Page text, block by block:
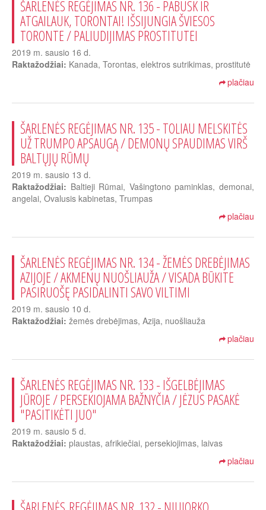
ŠARLENĖS REGĖJIMAS NR. 136 - PABUSK IR
ATGAILAUK, TORONTAI! IŠSIJUNGIA ŠVIESOS
TORONTE / PALIUDIJIMAS PROSTITUTEI
2019 m. sausio 16 d.
Raktažodžiai: Kanada, Torontas, elektros sutrikimas, prostitutė
plačiau
ŠARLENĖS REGĖJIMAS NR. 135 - TOLIAU MELSKITĖS
UŽ TRUMPO APSAUGĄ / DEMONŲ SPAUDIMAS VIRŠ
BALTŲJŲ RŪMŲ
2019 m. sausio 13 d.
Raktažodžiai: Baltieji Rūmai, Vašingtono paminklas, demonai,
angelai, Ovalusis kabinetas, Trumpas
plačiau
ŠARLENĖS REGĖJIMAS NR. 134 - ŽEMĖS DREBĖJIMAS
AZIJOJE / AKMENŲ NUOŠLIAUŽA / VISADA BŪKITE
PASIRUOŠĘ PASIDALINTI SAVO VILTIMI
2019 m. sausio 10 d.
Raktažodžiai: žemės drebėjimas, Azija, nuošliauža
plačiau
ŠARLENĖS REGĖJIMAS NR. 133 - IŠGELBĖJIMAS
JŪROJE / PERSEKIOJAMA BAŽNYČIA / JĖZUS PASAKĖ
"PASITIKĖTI JUO"
2019 m. sausio 5 d.
Raktažodžiai: plaustas, afrikiečiai, persekiojimas, laivas
plačiau